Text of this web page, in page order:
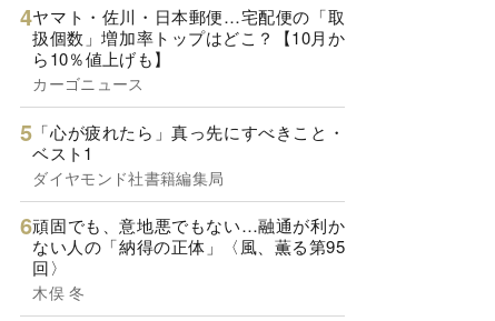
ヤマト・佐川・日本郵便…宅配便の「取
扱個数」増加率トップはどこ？【10月か
ら10％値上げも】
カーゴニュース
「心が疲れたら」真っ先にすべきこと・
ベスト1
ダイヤモンド社書籍編集局
頑固でも、意地悪でもない…融通が利か
ない人の「納得の正体」〈風、薫る第95
回〉
木俣 冬